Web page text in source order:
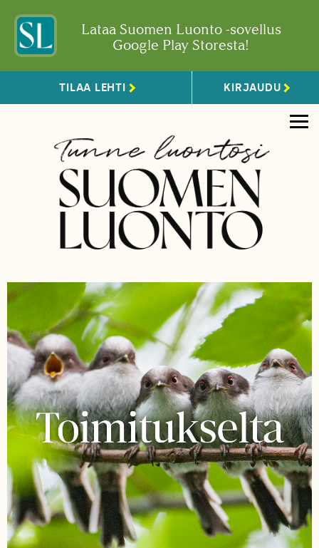
Lataa Suomen Luonto -sovellus
Google Play Storesta!
TILAA LEHTI KIRJAUDU